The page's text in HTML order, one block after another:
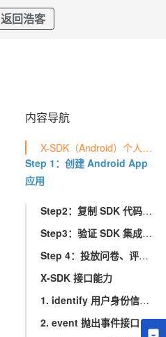
返回浩客
内容导航
X-SDK（Android）个人信息处理规则说明
Step 1：创建 Android App
应用
Step2：复制 SDK 代码进行集成
Step3：验证 SDK 集成是否生效
Step 4：投放问卷、评价，回收数据
X-SDK 接口能力
1. identify 用户身份信息传递
2. event 抛出事件接口